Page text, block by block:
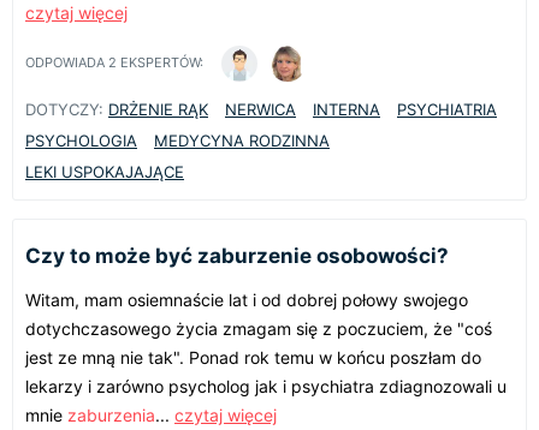
czytaj więcej
ODPOWIADA 2 EKSPERTÓW:
DOTYCZY: DRŻENIE RĄK NERWICA INTERNA
PSYCHIATRIA
PSYCHOLOGIA
MEDYCYNA RODZINNA
LEKI USPOKAJAJĄCE
Czy to może być zaburzenie osobowości?
Witam, mam osiemnaście lat i od dobrej połowy swojego
dotychczasowego życia zmagam się z poczuciem, że "coś
jest ze mną nie tak". Ponad rok temu w końcu poszłam do
lekarzy i zarówno psycholog jak i psychiatra zdiagnozowali u
mnie zaburzenia... czytaj więcej